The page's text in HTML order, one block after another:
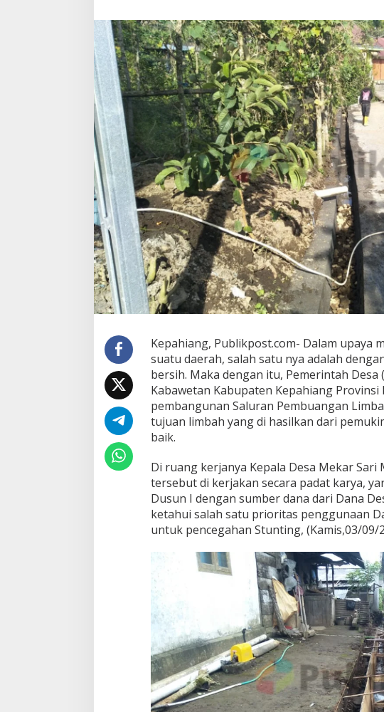
Limbah
Kepahiang, Publikpost.com- Dalam upaya
suatu daerah, salah satu nya adalah
bersih. Maka dengan itu, Pemerintah Desa
Kabawetan Kabupaten Kepahiang
pembangunan Saluran Pembuangan
tujuan limbah yang di hasilkan dari
baik.
Di ruang kerjanya Kepala Desa Mekar
tersebut di kerjakan secara padat karya,
Dusun I dengan sumber dana dari Dana
ketahui salah satu prioritas penggunaan
untuk pencegahan Stunting, (Kamis,03/09/